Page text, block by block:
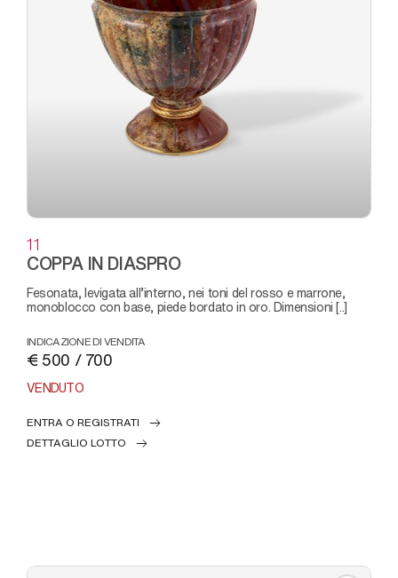
11
COPPA IN DIASPRO
fesonata, levigata all’interno, nei toni del rosso e marrone,
monoblocco con base, piede bordato in oro. Dimensioni [..]
INDICAZIONE DI VENDITA
€ 500 / 700
VENDUTO
ENTRA O REGISTRATI
DETTAGLIO LOTTO